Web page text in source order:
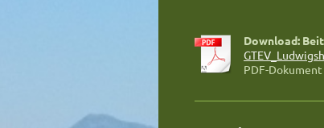
Download:
PDF-